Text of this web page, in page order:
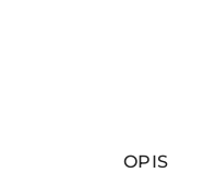
OPIS